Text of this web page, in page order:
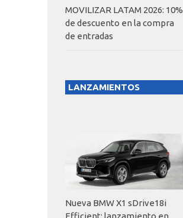
MOVILIZAR LATAM 2026: 10%
de descuento en la compra
de entradas
LANZAMIENTOS
Nueva BMW X1 sDrive18i